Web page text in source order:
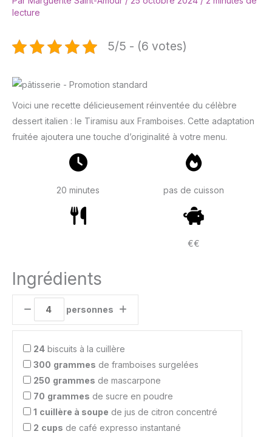
lecture
5/5 - (6 votes)
Voici une recette délicieusement réinventée du célèbre
dessert italien : le Tiramisu aux Framboises. Cette adaptation
fruitée ajoutera une touche d’originalité à votre menu.
20 minutes pas de cuisson
€€
Ingrédients
personnes
24 biscuits à la cuillère
300 grammes de framboises surgelées
250 grammes de mascarpone
70 grammes de sucre en poudre
1 cuillère à soupe de jus de citron concentré
2 cups de café expresso instantané